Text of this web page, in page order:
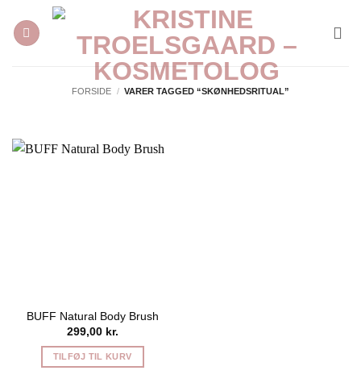
indhold
FORSIDE / VARER TAGGED “SKØNHEDSRITUAL”
BUFF Natural Body Brush
299,00 kr.
TILFØJ TIL KURV